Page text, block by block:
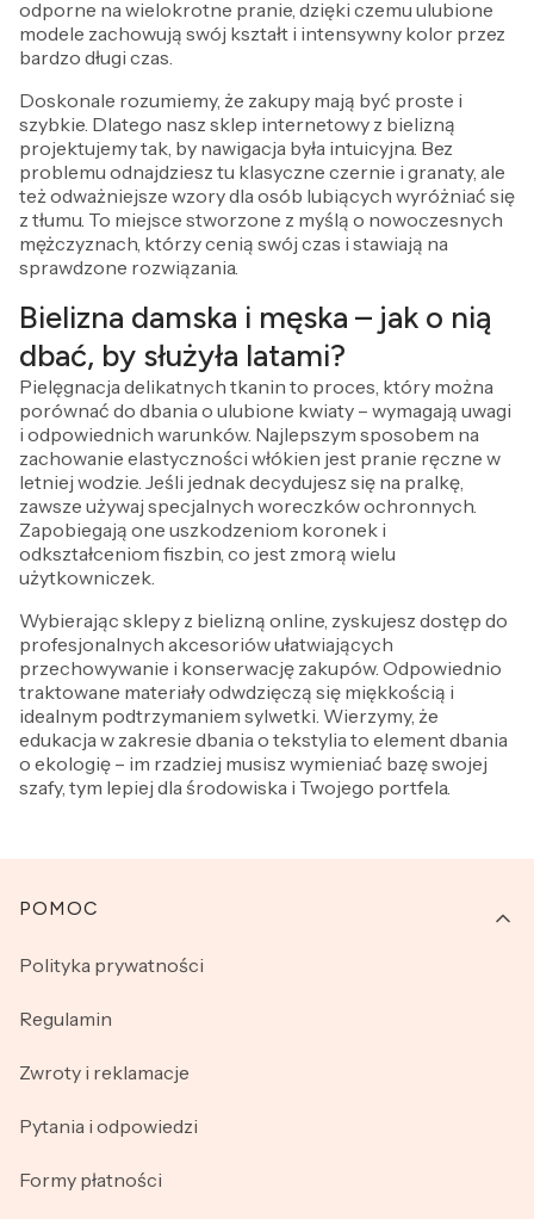
odporne na wielokrotne pranie, dzięki czemu ulubione
modele zachowują swój kształt i intensywny kolor przez
bardzo długi czas.
Doskonale rozumiemy, że zakupy mają być proste i
szybkie. Dlatego nasz sklep internetowy z bielizną
projektujemy tak, by nawigacja była intuicyjna. Bez
problemu odnajdziesz tu klasyczne czernie i granaty, ale
też odważniejsze wzory dla osób lubiących wyróżniać się
z tłumu. To miejsce stworzone z myślą o nowoczesnych
mężczyznach, którzy cenią swój czas i stawiają na
sprawdzone rozwiązania.
Bielizna damska i męska – jak o nią
dbać, by służyła latami?
Pielęgnacja delikatnych tkanin to proces, który można
porównać do dbania o ulubione kwiaty – wymagają uwagi
i odpowiednich warunków. Najlepszym sposobem na
zachowanie elastyczności włókien jest pranie ręczne w
letniej wodzie. Jeśli jednak decydujesz się na pralkę,
zawsze używaj specjalnych woreczków ochronnych.
Zapobiegają one uszkodzeniom koronek i
odkształceniom fiszbin, co jest zmorą wielu
użytkowniczek.
Wybierając sklepy z bielizną online, zyskujesz dostęp do
profesjonalnych akcesoriów ułatwiających
przechowywanie i konserwację zakupów. Odpowiednio
traktowane materiały odwdzięczą się miękkością i
idealnym podtrzymaniem sylwetki. Wierzymy, że
edukacja w zakresie dbania o tekstylia to element dbania
o ekologię – im rzadziej musisz wymieniać bazę swojej
szafy, tym lepiej dla środowiska i Twojego portfela.
Linki w stopce
POMOC
Polityka prywatności
Regulamin
Zwroty i reklamacje
Pytania i odpowiedzi
Formy płatności